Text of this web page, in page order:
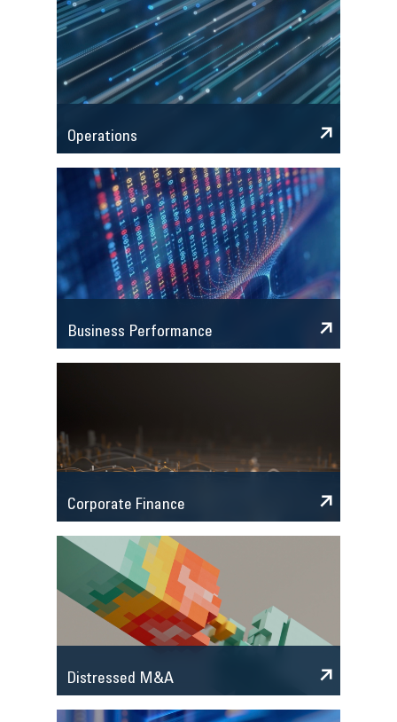
Operations
Business Performance
Corporate Finance
Distressed M&A